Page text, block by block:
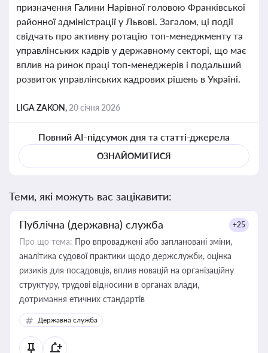
призначення Галини Нарівної головою Франківської
районної адміністрації у Львові. Загалом, ці події
свідчать про активну ротацію топ-менеджменту та
управлінських кадрів у державному секторі, що має
вплив на ринок праці топ-менеджерів і подальший
розвиток управлінських кадрових рішень в Україні.
LIGA ZAKON, 20 січня 2026
Повний AI-підсумок дня та статті-джерела
ОЗНАЙОМИТИСЯ
Теми, які можуть вас зацікавити:
Публічна (державна) служба +25
Про що тема: Про впроваджені або заплановані зміни,
аналітика судової практики щодо держслужби, оцінка
ризиків для посадовців, вплив новацій на організаційну
структуру, трудові відносини в органах влади,
дотримання етичних стандартів
Державна служба